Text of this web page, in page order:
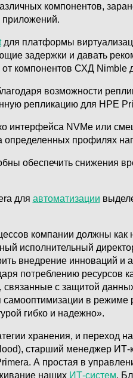
компонентов,
для платформы
задержки и давать
от компонентов СХД Nimble
возможности
репликацию для HPE
интерфейса NVMe или
профилях
обеспечить снижения
для автоматизации
компании должны как
исполнительный
внедрение инноваций
потреблению ресурсов
связанные с защитой
самооптимизации в режиме
гибко и надежно».
хранения, и переход
старший менеджер ИТ-
А простая в
наших ИТ-систем.